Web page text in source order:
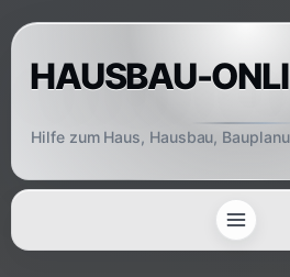
Skip
to
contentHAUSBAU-
Hilfe zum Haus, Hausbau,